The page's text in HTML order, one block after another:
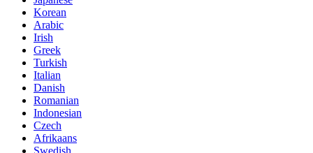
Korean
Arabic
Irish
Greek
Turkish
Italian
Danish
Romanian
Indonesian
Czech
Afrikaans